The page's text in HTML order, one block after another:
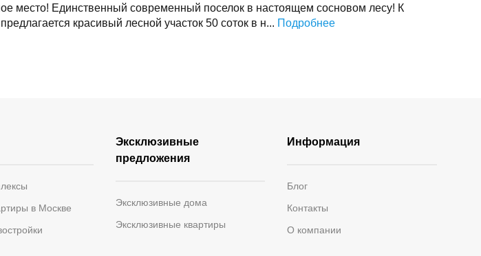
место! Единственный современный поселок в настоящем сосновом лесу! К
красивый лесной участок 50 соток в н... Подробнее
в Москве
Эксклюзивные
предложения
Эксклюзивные дома
Эксклюзивные квартиры
Информация
Блог
Контакты
О компании